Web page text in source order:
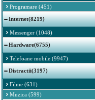
Programare (451)
Internet(8219)
Messenger (1048)
Hardware(6755)
Telefoane mobile (9947)
Distractii(3197)
Filme (631)
Muzica (599)